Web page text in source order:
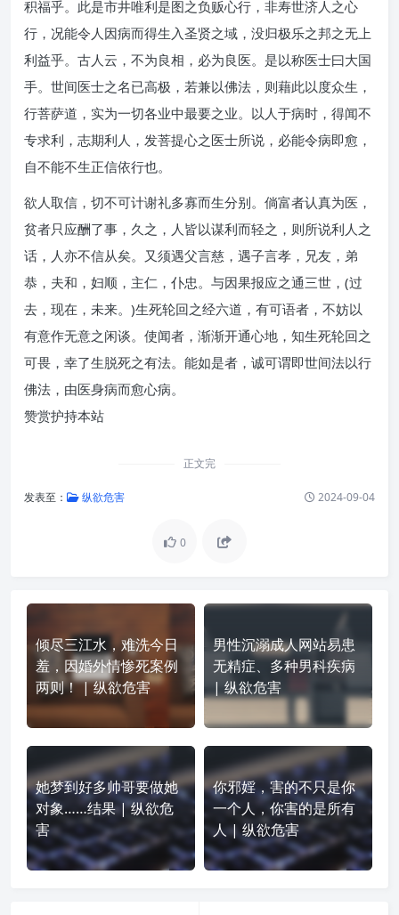
积福乎。此是市井唯利是图之负贩心行，非寿世济人之心
行，况能令人因病而得生入圣贤之域，没归极乐之邦之无上
利益乎。古人云，不为良相，必为良医。是以称医士曰大国
手。世间医士之名已高极，若兼以佛法，则藉此以度众生，
行菩萨道，实为一切各业中最要之业。以人于病时，得闻不
专求利，志期利人，发菩提心之医士所说，必能令病即愈，
自不能不生正信依行也。
欲人取信，切不可计谢礼多寡而生分别。倘富者认真为医，
贫者只应酬了事，久之，人皆以谋利而轻之，则所说利人之
话，人亦不信从矣。又须遇父言慈，遇子言孝，兄友，弟
恭，夫和，妇顺，主仁，仆忠。与因果报应之通三世，(过
去，现在，未来。)生死轮回之经六道，有可语者，不妨以
有意作无意之闲谈。使闻者，渐渐开通心地，知生死轮回之
可畏，幸了生脱死之有法。能如是者，诚可谓即世间法以行
佛法，由医身病而愈心病。
赞赏护持本站
正文完
发表至： 纵欲危害 2024-09-04
0
倾尽三江水，难洗今日
羞，因婚外情惨死案例
两则！ | 纵欲危害
男性沉溺成人网站易患
无精症、多种男科疾病
| 纵欲危害
她梦到好多帅哥要做她
对象……结果 | 纵欲危
害
你邪婬，害的不只是你
一个人，你害的是所有
人 | 纵欲危害